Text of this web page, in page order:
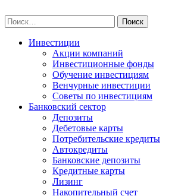
to
content
Найти:
Инвестиции
Акции компаний
Инвестиционные фонды
Обучение инвестициям
Венчурные инвестиции
Советы по инвестициям
Банковский сектор
Депозиты
Дебетовые карты
Потребительские кредиты
Автокредиты
Банковские депозиты
Кредитные карты
Лизинг
Накопительный счет